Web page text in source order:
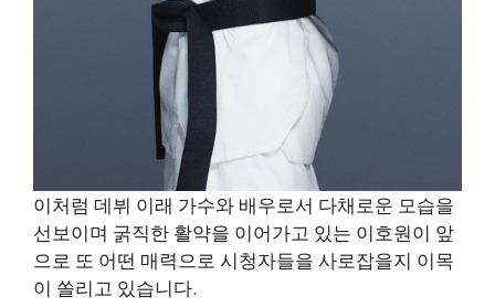
이처럼 데뷔 이래 가수와 배우로서 다채로운 모습을
선보이며 굵직한 활약을 이어가고 있는 이호원이 앞
으로 또 어떤 매력으로 시청자들을 사로잡을지 이목
이 쏠리고 있습니다.